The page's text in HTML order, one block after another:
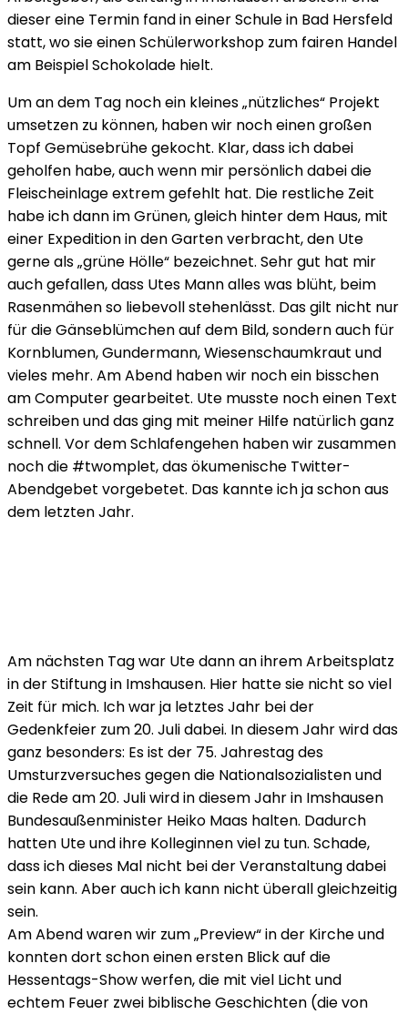
dieser eine Termin fand in einer Schule in Bad Hersfeld
statt, wo sie einen Schülerworkshop zum fairen Handel
am Beispiel Schokolade hielt.
Um an dem Tag noch ein kleines „nützliches“ Projekt
umsetzen zu können, haben wir noch einen großen
Topf Gemüsebrühe gekocht. Klar, dass ich dabei
geholfen habe, auch wenn mir persönlich dabei die
Fleischeinlage extrem gefehlt hat. Die restliche Zeit
habe ich dann im Grünen, gleich hinter dem Haus, mit
einer Expedition in den Garten verbracht, den Ute
gerne als „grüne Hölle“ bezeichnet. Sehr gut hat mir
auch gefallen, dass Utes Mann alles was blüht, beim
Rasenmähen so liebevoll stehenlässt. Das gilt nicht nur
für die Gänseblümchen auf dem Bild, sondern auch für
Kornblumen, Gundermann, Wiesenschaumkraut und
vieles mehr. Am Abend haben wir noch ein bisschen
am Computer gearbeitet. Ute musste noch einen Text
schreiben und das ging mit meiner Hilfe natürlich ganz
schnell. Vor dem Schlafengehen haben wir zusammen
noch die #twomplet, das ökumenische Twitter-
Abendgebet vorgebetet. Das kannte ich ja schon aus
dem letzten Jahr.
Am nächsten Tag war Ute dann an ihrem Arbeitsplatz
in der Stiftung in Imshausen. Hier hatte sie nicht so viel
Zeit für mich. Ich war ja letztes Jahr bei der
Gedenkfeier zum 20. Juli dabei. In diesem Jahr wird das
ganz besonders: Es ist der 75. Jahrestag des
Umsturzversuches gegen die Nationalsozialisten und
die Rede am 20. Juli wird in diesem Jahr in Imshausen
Bundesaußenminister Heiko Maas halten. Dadurch
hatten Ute und ihre Kolleginnen viel zu tun. Schade,
dass ich dieses Mal nicht bei der Veranstaltung dabei
sein kann. Aber auch ich kann nicht überall gleichzeitig
sein.
Am Abend waren wir zum „Preview“ in der Kirche und
konnten dort schon einen ersten Blick auf die
Hessentags-Show werfen, die mit viel Licht und
echtem Feuer zwei biblische Geschichten (die von